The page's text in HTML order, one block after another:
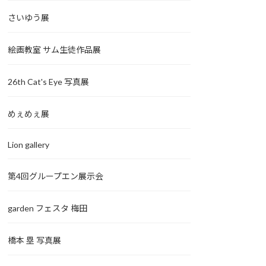
さいゆう展
絵画教室 サム生徒作品展
26th Cat's Eye 写真展
めぇめぇ展
Lion gallery
第4回グループエン展示会
garden フェスタ 梅田
橋本 塁 写真展